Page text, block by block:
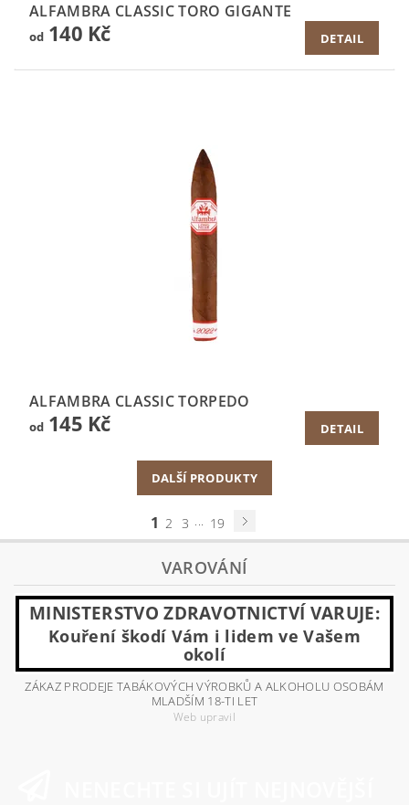
ALFAMBRA CLASSIC TORO GIGANTE
od140 Kč DETAIL
ALFAMBRA CLASSIC TORPEDO
od145 Kč DETAIL
DALŠÍ PRODUKTY
1 2 3 ... 19
VAROVÁNÍ
MINISTERSTVO ZDRAVOTNICTVÍ VARUJE:
Kouření škodí Vám i lidem ve Vašem
okolí
ZÁKAZ PRODEJE TABÁKOVÝCH VÝROBKŮ A ALKOHOLU OSOBÁM
MLADŠÍM 18-TI LET
Web upravil